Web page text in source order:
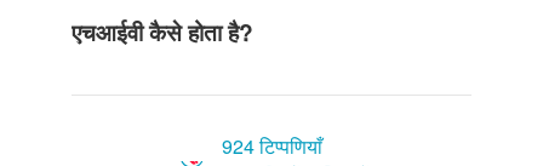
एचआईवी कैसे होता है?
924 टिप्पणियाँ